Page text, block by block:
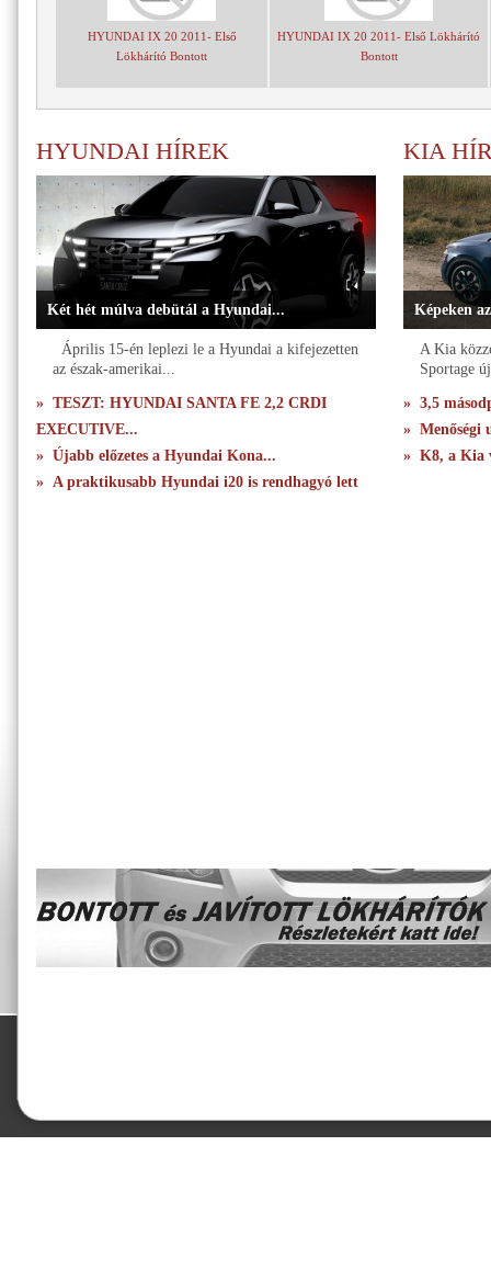
HYUNDAI IX 20 2011- Első
Lökhárító Bontott
HYUNDAI IX 20 2011- Első Lökhárító
Bontott
HYUNDAI HÍREK
Két hét múlva debütál a Hyundai...
Április 15-én leplezi le a Hyundai a kifejezetten
az észak-amerikai...
» TESZT: HYUNDAI SANTA FE 2,2 CRDI
EXECUTIVE...
» Újabb előzetes a Hyundai Kona...
» A praktikusabb Hyundai i20 is rendhagyó lett
KIA
Képeken
A Kia
Sportage
» 3,5
» Menőségi
» K8, a Kia